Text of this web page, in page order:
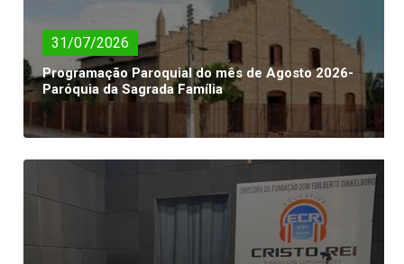
31/07/2026
Programação Paroquial do mês de Agosto 2026-
Paróquia da Sagrada Família